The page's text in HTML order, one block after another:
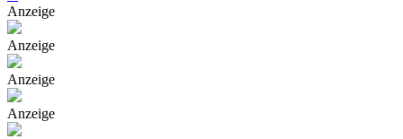
Anzeige
Anzeige
Anzeige
Anzeige